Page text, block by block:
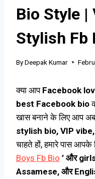
Bio Style |
Stylish Fb
ByDeepak Kumar
क्या आप Facebook
best Facebook bio
खास बनाने के लिए आप
stylish bio, VIP
चाहते हों, हमारे पास आपके
Boys Fb Bio ’ और
Assamese, और